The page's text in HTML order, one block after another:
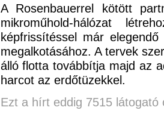
A Rosenbauerrel kötött
mikroműhold-hálózat
képfrissítéssel már
megalkotásához. A tervek
álló flotta továbbítja majd az
harcot az erdőtüzekkel.
Ezt a hírt eddig 7515 látogató